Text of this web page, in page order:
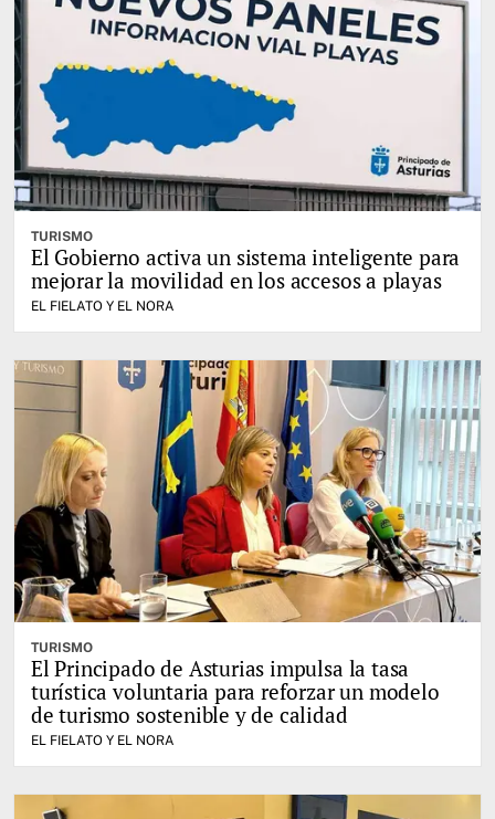
TURISMO
El Gobierno activa un sistema inteligente para
mejorar la movilidad en los accesos a playas
EL FIELATO Y EL NORA
TURISMO
El Principado de Asturias impulsa la tasa
turística voluntaria para reforzar un modelo
de turismo sostenible y de calidad
EL FIELATO Y EL NORA